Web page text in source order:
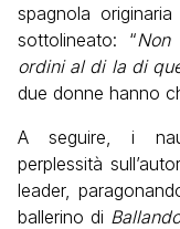
spagnola
sottolineato: “
ordini al di la di
due donne hanno
A seguire, i
perplessità
leader,
ballerino di